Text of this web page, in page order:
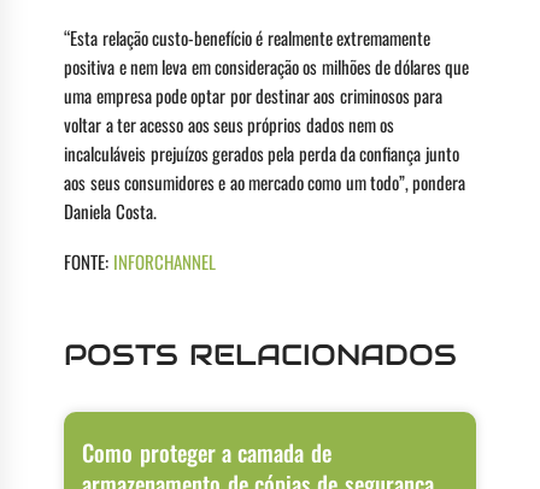
“Esta relação custo-benefício é realmente extremamente
positiva e nem leva em consideração os milhões de dólares que
uma empresa pode optar por destinar aos criminosos para
voltar a ter acesso aos seus próprios dados nem os
incalculáveis prejuízos gerados pela perda da confiança junto
aos seus consumidores e ao mercado como um todo”, pondera
Daniela Costa.
FONTE: INFORCHANNEL
POSTS RELACIONADOS
Como proteger a camada de